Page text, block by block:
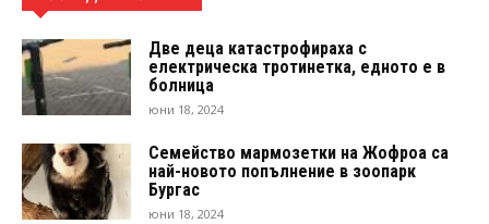
Две деца катастрофираха с
електрическа тротинетка, едното е в
болница
юни 18, 2024
Семейство мармозетки на Жофроа са
най-новото попълнение в зоопарк
Бургас
юни 18, 2024